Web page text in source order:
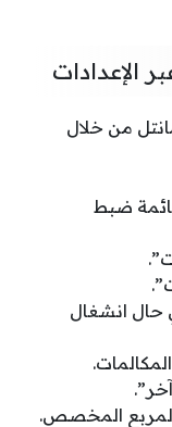
الإعدادات
من خلال
ضبط
حال انشغال